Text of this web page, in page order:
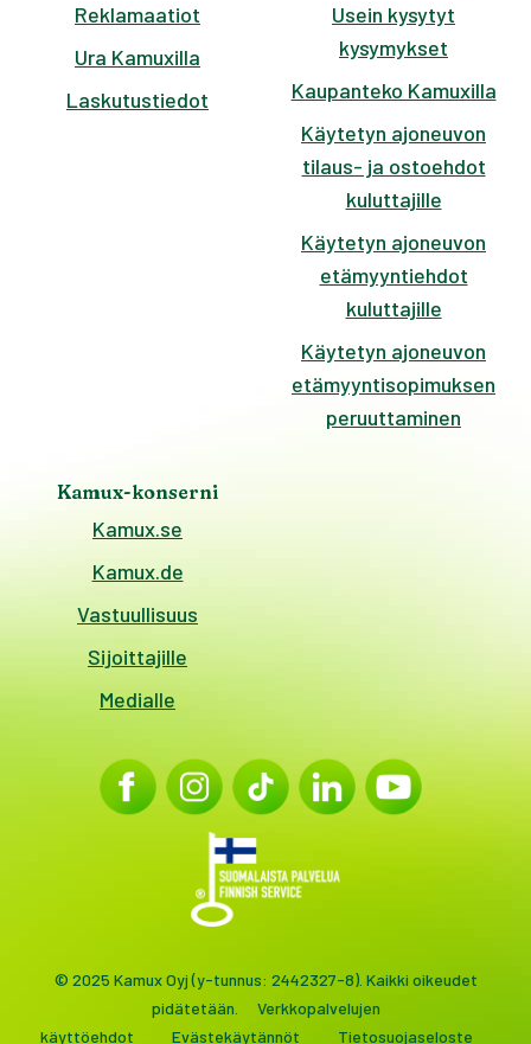
Reklamaatiot
Ura Kamuxilla
Laskutustiedot
Usein kysytyt
kysymykset
Kaupanteko Kamuxilla
Käytetyn ajoneuvon
tilaus- ja ostoehdot
kuluttajille
Käytetyn ajoneuvon
etämyyntiehdot
kuluttajille
Käytetyn ajoneuvon
etämyyntisopimuksen
peruuttaminen
Kamux-konserni
Kamux.se
Kamux.de
Vastuullisuus
Sijoittajille
Medialle
© 2025 Kamux Oyj (y-tunnus: 2442327-8). Kaikki oikeudet
pidätetään.
Verkkopalvelujen
käyttöehdot
Evästekäytännöt Tietosuojaseloste